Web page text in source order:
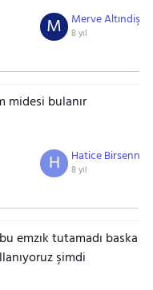
Merve Altındiş
8 yıl
M
midesi bulanır
Hatice Birsenn
8 yıl
H
emzık tutamadı baska
şimdi